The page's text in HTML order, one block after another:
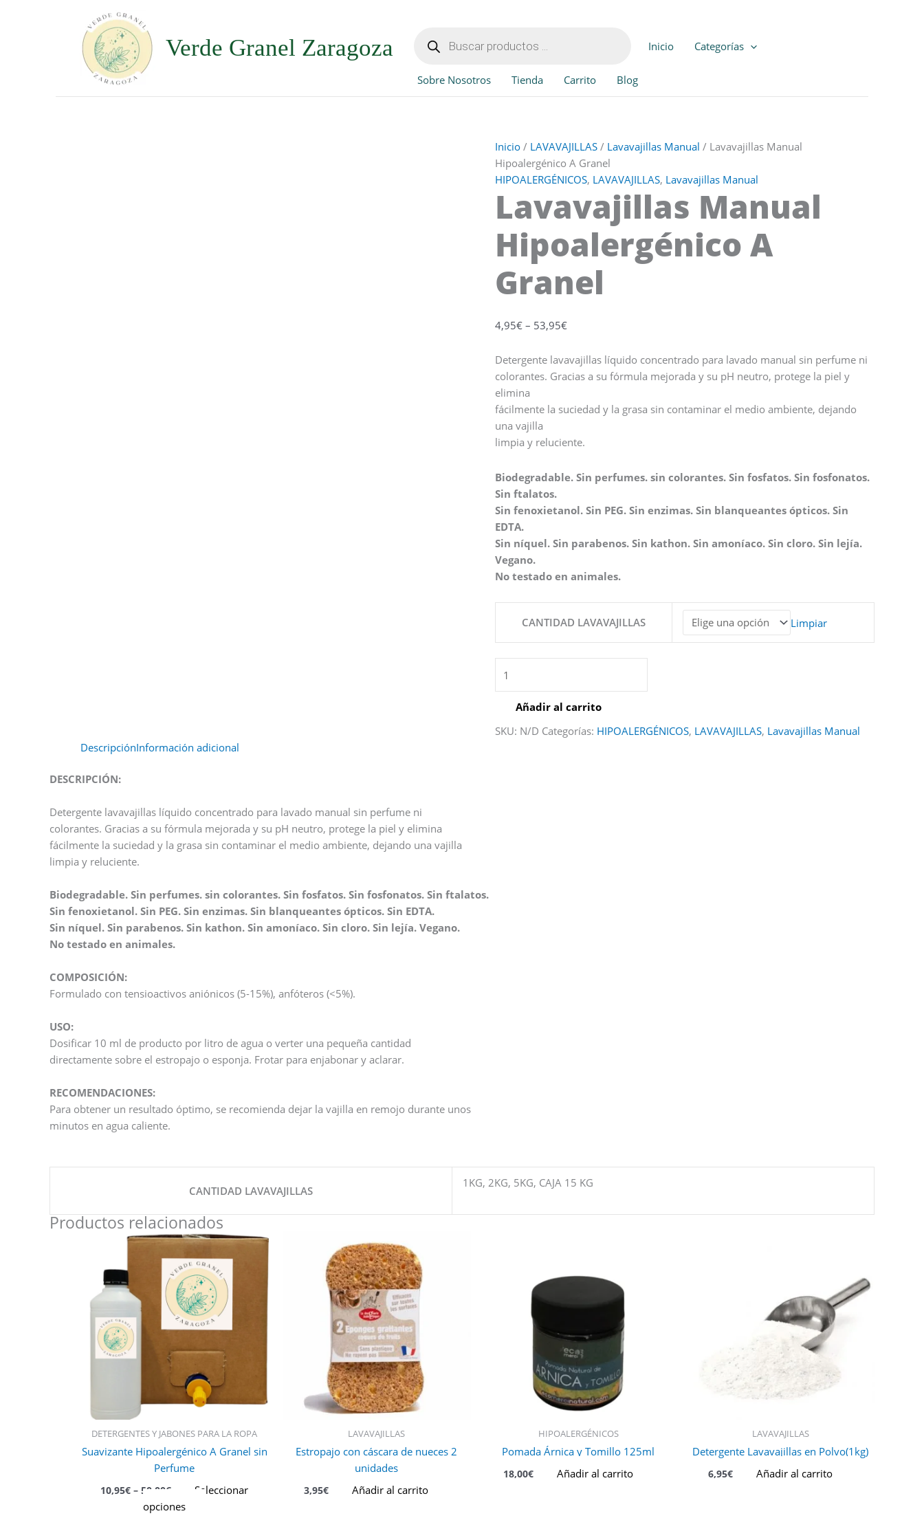
Verde Granel Zaragoza productos Inicio Categorías
Sobre Nosotros Tienda Carrito Blog
Inicio / LAVAVAJILLAS / Lavavajillas Manual / Lavavajillas Manual
Hipoalergénico A Granel
HIPOALERGÉNICOS, LAVAVAJILLAS, Lavavajillas Manual
Lavavajillas Manual
Hipoalergénico A
Granel
4,95€ – 53,95€
Detergente lavavajillas líquido concentrado para lavado manual sin perfume ni
colorantes. Gracias a su fórmula mejorada y su pH neutro, protege la piel y
elimina
fácilmente la suciedad y la grasa sin contaminar el medio ambiente, dejando
una vajilla
limpia y reluciente.
Biodegradable. Sin perfumes. sin colorantes. Sin fosfatos. Sin fosfonatos.
Sin ftalatos.
Sin fenoxietanol. Sin PEG. Sin enzimas. Sin blanqueantes ópticos. Sin
EDTA.
Sin níquel. Sin parabenos. Sin kathon. Sin amoníaco. Sin cloro. Sin lejía.
Vegano.
No testado en animales.
CANTIDAD LAVAVAJILLAS Limpiar
Hipoalergénico
Granel
Añadir al carrito
SKU: N/D Categorías: HIPOALERGÉNICOS, LAVAVAJILLAS, Lavavajillas Manual
DescripciónInformación adicional
DESCRIPCIÓN:
Detergente lavavajillas líquido concentrado para lavado manual sin perfume ni
colorantes. Gracias a su fórmula mejorada y su pH neutro, protege la piel y elimina
fácilmente la suciedad y la grasa sin contaminar el medio ambiente, dejando una vajilla
limpia y reluciente.
Biodegradable. Sin perfumes. sin colorantes. Sin fosfatos. Sin fosfonatos. Sin ftalatos.
Sin fenoxietanol. Sin PEG. Sin enzimas. Sin blanqueantes ópticos. Sin EDTA.
Sin níquel. Sin parabenos. Sin kathon. Sin amoníaco. Sin cloro. Sin lejía. Vegano.
No testado en animales.
COMPOSICIÓN:
Formulado con tensioactivos aniónicos (5-15%), anfóteros (<5%).
USO:
Dosificar 10 ml de producto por litro de agua o verter una pequeña cantidad
directamente sobre el estropajo o esponja. Frotar para enjabonar y aclarar.
RECOMENDACIONES:
Para obtener un resultado óptimo, se recomienda dejar la vajilla en remojo durante unos
minutos en agua caliente.
CANTIDAD LAVAVAJILLAS
1KG, 2KG, 5KG, CAJA 15 KG
Productos relacionados
DETERGENTES Y JABONES PARA LA ROPA
Suavizante Hipoalergénico A Granel sin
Perfume
10,95€ –50,00€
Seleccionar
opciones
Este
producto
tiene
múltiples
variantes.
Las
se
pueden
elegir
en
página
de
LAVAVAJILLAS
Estropajo con cáscara de nueces 2
unidades
3,95€ Añadir al carrito
HIPOALERGÉNICOS
Pomada Árnica y Tomillo 125ml
18,00€ Añadir al carrito
LAVAVAJILLAS
Detergente Lavavajillas en Polvo(1kg)
6,95€ Añadir al carrito